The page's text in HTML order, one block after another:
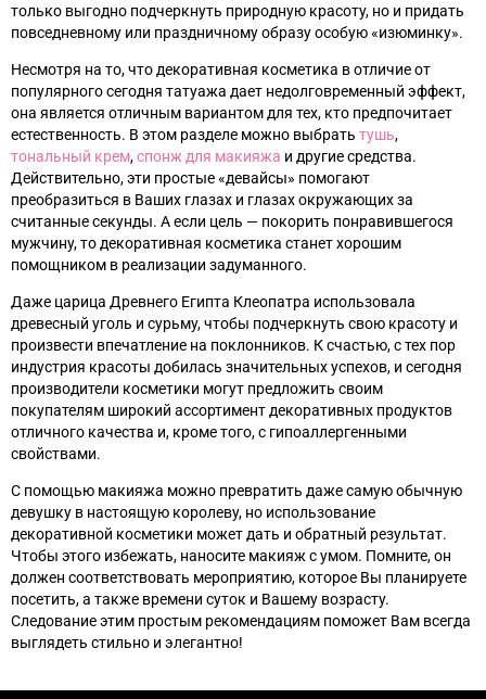
только выгодно подчеркнуть природную красоту, но и придать
повседневному или праздничному образу особую «изюминку».
Несмотря на то, что декоративная косметика в отличие от
популярного сегодня татуажа дает недолговременный эффект,
она является отличным вариантом для тех, кто предпочитает
естественность. В этом разделе можно выбрать тушь,
тональный крем,спонж для макияжа и другие средства.
Действительно, эти простые «девайсы» помогают
преобразиться в Ваших глазах и глазах окружающих за
считанные секунды. А если цель — покорить понравившегося
мужчину, то декоративная косметика станет хорошим
помощником в реализации задуманного.
Даже царица Древнего Египта Клеопатра использовала
древесный уголь и сурьму, чтобы подчеркнуть свою красоту и
произвести впечатление на поклонников. К счастью, с тех пор
индустрия красоты добилась значительных успехов, и сегодня
производители косметики могут предложить своим
покупателям широкий ассортимент декоративных продуктов
отличного качества и, кроме того, с гипоаллергенными
свойствами.
С помощью макияжа можно превратить даже самую обычную
девушку в настоящую королеву, но использование
декоративной косметики может дать и обратный результат.
Чтобы этого избежать, наносите макияж с умом. Помните, он
должен соответствовать мероприятию, которое Вы планируете
посетить, а также времени суток и Вашему возрасту.
Следование этим простым рекомендациям поможет Вам всегда
выглядеть стильно и элегантно!